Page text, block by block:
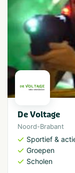
De Voltage
Noord-Brabant
Sportief &
Groepen
Scholen